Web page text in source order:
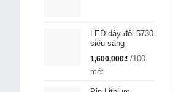
LED dây đôi 5730
siêu sáng
1,600,000₫ /100
mét